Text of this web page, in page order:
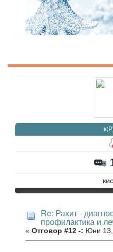
Re: Рахит -
профилактика и
« Отговор #12 -: Юни 13,